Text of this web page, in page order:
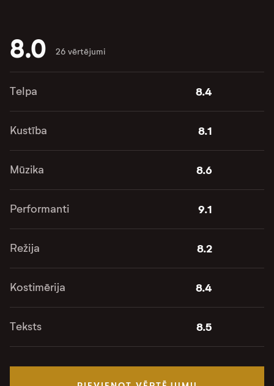
8.0 26 vērtējumi
Telpa 8.4
Kustība 8.1
Mūzika 8.6
Performanti 9.1
Režija 8.2
Kostimērija 8.4
Teksts 8.5